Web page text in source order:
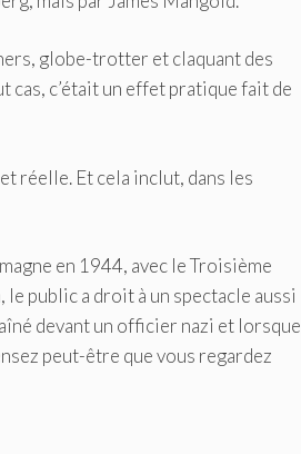
globe-trotter et claquant des
cas, c’était un effet pratique fait de
réelle. Et cela inclut, dans les
en 1944, avec le Troisième
public a droit à un spectacle aussi
devant un officier nazi et lorsque
peut-être que vous regardez